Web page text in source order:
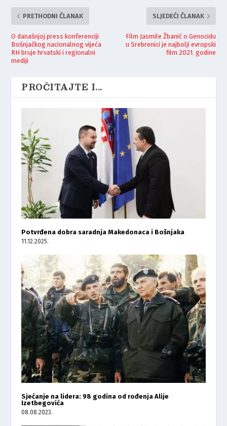
PRETHODNI ČLANAK
O današnjoj press konferenciji
Bošnjačkog nacionalnog vijeća
RH bruje hrvatski i regionalni
mediji
SLJEDEĆI ČLANAK
Film Jasmile Žbanić o Genocidu
u Srebrenici je najbolji evropski
film 2021. godine
PROČITAJTE I...
Potvrđena dobra saradnja Makedonaca i Bošnjaka
11.12.2025.
Sjećanje na lidera: 98 godina od rođenja Alije
Izetbegovića
08.08.2023.